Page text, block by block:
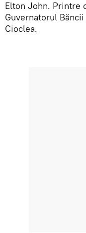
Elton John. Printre
Guvernatorul
Cioclea.